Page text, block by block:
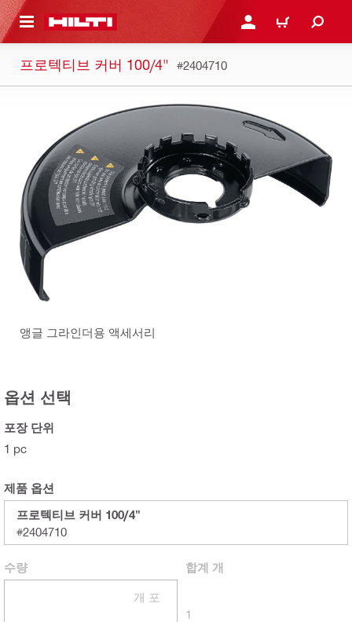
으로 건너뛰기 로그인 또는 회원가입
장바구니
프로텍티브 커버 100/4" #2404710
앵글 그라인더용 액세서리
옵션 선택
포장 단위
1 pc
제품 옵션
프로텍티브 커버 100/4"
#2404710
수량
개 포
합계 개
1